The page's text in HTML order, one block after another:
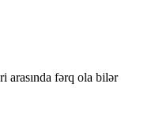
arasında fərq ola bilər